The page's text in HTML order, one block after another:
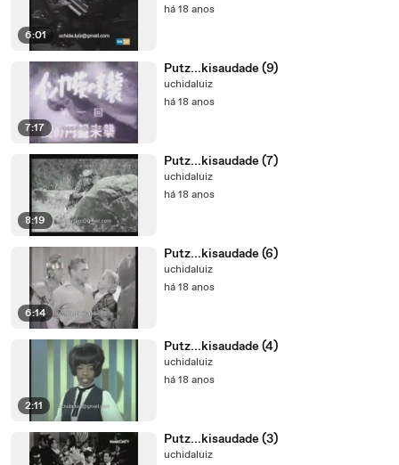
6:01
há 18 anos
7:17
Putz...kisaudade (9)
uchidaluiz
há 18 anos
8:19
Putz...kisaudade (7)
uchidaluiz
há 18 anos
6:14
Putz...kisaudade (6)
uchidaluiz
há 18 anos
2:11
Putz...kisaudade (4)
uchidaluiz
há 18 anos
Putz...kisaudade (3)
uchidaluiz